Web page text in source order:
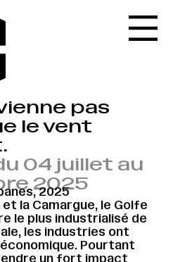
pas
le vent
04 juillet au
2025
2025
la Camargue, le Golfe
le plus industrialisé de
les industries ont
Pourtant
un fort impact